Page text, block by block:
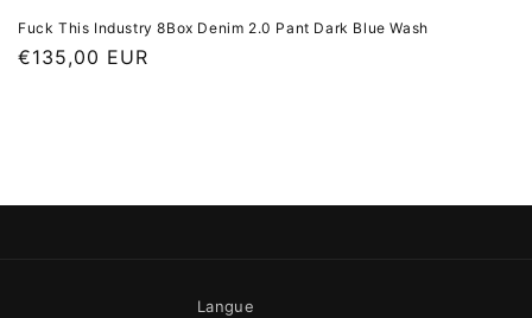
Fuck This Industry 8Box Denim 2.0 Pant Dark Blue Wash
Prix habituel
€135,00 EUR
Langue